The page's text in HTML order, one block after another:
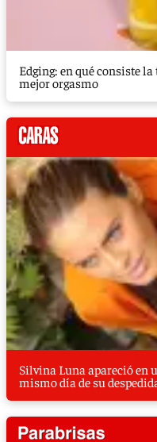
Edging: en qué consiste
mejor orgasmo
Silvina Luna apareció en
mismo día de su